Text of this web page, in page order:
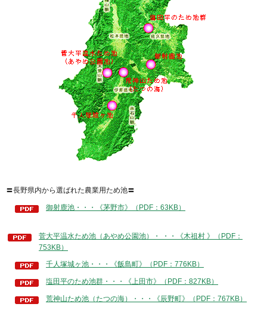
〓長野県内から選ばれた農業用ため池〓
御射鹿池・・・《茅野市》（PDF：63KB）
菅大平温水ため池（あやめ公園池）・ ・・《木祖村 》（PDF：
753KB）
千人塚城ヶ池・・・《飯島町》（PDF：776KB）
塩田平のため池群・・・《上田市》（PDF：827KB）
荒神山ため池（たつの海）・・・《辰野町》（PDF：767KB）